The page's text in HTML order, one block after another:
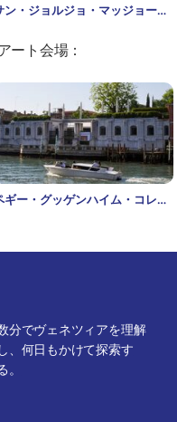
ン・ジョルジョ・マッジョーレ
ート会場：
ギー・グッゲンハイム・コレク
分でヴェネツィアを理解
し、何日もかけて探索す
。